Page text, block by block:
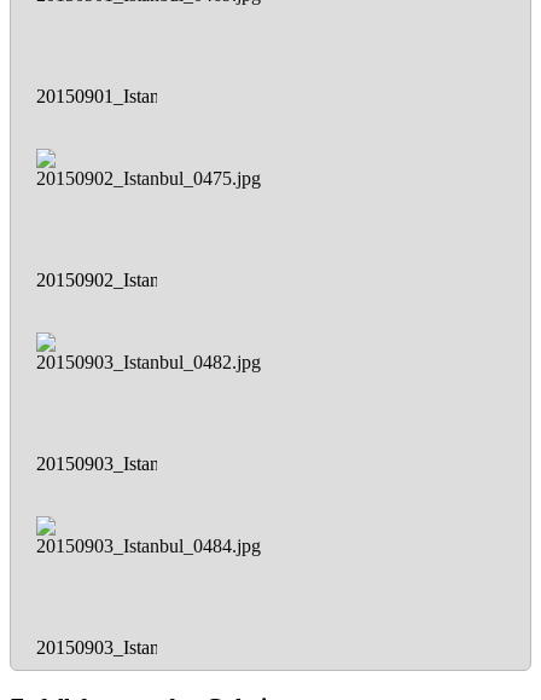
20150901_Istanbul_0469.jpg
20150902_Istanbul_0475.jpg
20150903_Istanbul_0482.jpg
20150903_Istanbul_0484.jpg